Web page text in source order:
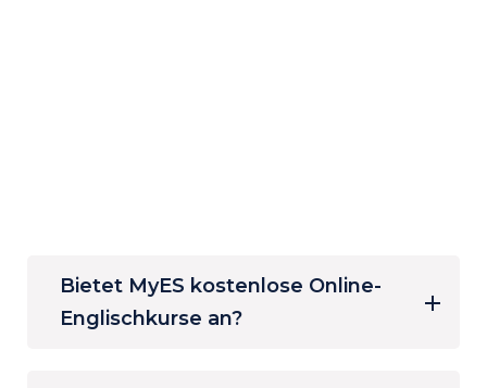
Bietet MyES kostenlose Online-
Englischkurse an?